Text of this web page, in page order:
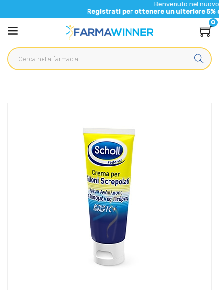
Benvenuto nel nuovo sito di
Registrati per ottenere un ulteriore 5% di
0